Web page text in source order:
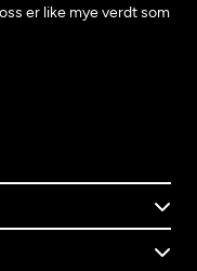
er like mye verdt som